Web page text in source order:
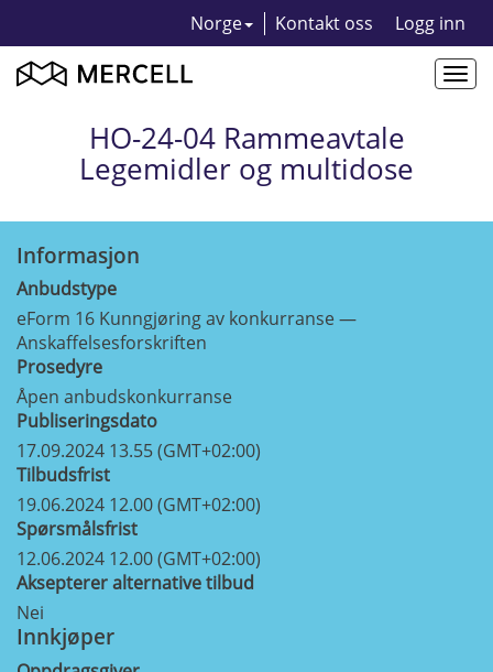
Norge Kontakt oss Logg inn
HO-24-04 Rammeavtale
Legemidler og multidose
Informasjon
Anbudstype
eForm 16 Kunngjøring av konkurranse —
Anskaffelsesforskriften
Prosedyre
Åpen anbudskonkurranse
Publiseringsdato
17.09.2024 13.55 (GMT+02:00)
Tilbudsfrist
19.06.2024 12.00 (GMT+02:00)
Spørsmålsfrist
12.06.2024 12.00 (GMT+02:00)
Aksepterer alternative tilbud
Nei
Innkjøper